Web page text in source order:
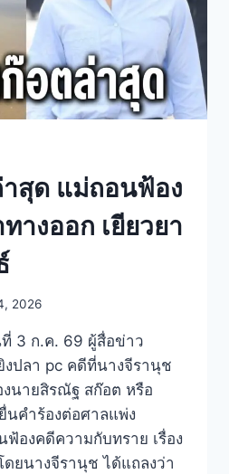
สุด แม่ถอนฟ้อง
างออก เยียวยา
2026
3 ก.ค. 69 ผู้สื่อข่าว
งปลา pc คดีที่นางจีรานุช
นายสิรณัฐ สก๊อต หรือ
นคำร้องต่อศาลแพ่ง
ฟ้องคดีความกับทราย เรื่อง
ดยนางจีรานุช ได้แถลงว่า